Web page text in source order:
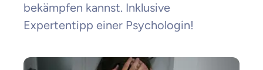
bekämpfen kannst. Inklusive
Expertentipp einer Psychologin!